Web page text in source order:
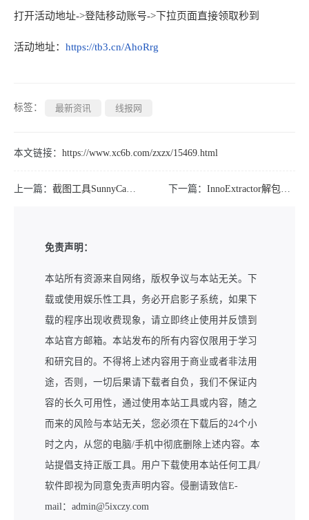
打开活动地址->登陆移动账号->下拉页面直接领取秒到
活动地址： https://tb3.cn/AhoRrg
标签： 最新资讯 线报网
本文链接： https://www.xc6b.com/zxzx/15469.html
上一篇： 截图工具SunnyCapturer v5.0.1绿色版 下一篇：InnoExtractor解包工具v11.5.0.171
免责声明：
本站所有资源来自网络，版权争议与本站无关。下
载或使用娱乐性工具，务必开启影子系统，如果下
载的程序出现收费现象，请立即终止使用并反馈到
本站官方邮箱。本站发布的所有内容仅限用于学习
和研究目的。不得将上述内容用于商业或者非法用
途，否则，一切后果请下载者自负，我们不保证内
容的长久可用性，通过使用本站工具或内容，随之
而来的风险与本站无关，您必须在下载后的24个小
时之内，从您的电脑/手机中彻底删除上述内容。本
站提倡支持正版工具。用户下载使用本站任何工具/
软件即视为同意免责声明内容。侵删请致信E-
mail：admin@5ixczy.com